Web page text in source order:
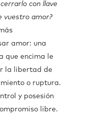
con llave
vuestro amor?
amor: una
que encima le
la libertad de
o ruptura.
y posesión
libre.